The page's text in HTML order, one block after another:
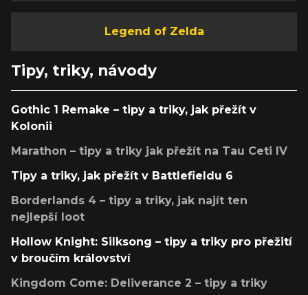
Legend of Zelda
Tipy, triky, návody
Gothic 1 Remake – tipy a triky, jak přežít v
Kolonii
Marathon – tipy a triky jak přežít na Tau Ceti IV
Tipy a triky, jak přežít v Battlefieldu 6
Borderlands 4 – tipy a triky, jak najít ten
nejlepší loot
Hollow Knight: Silksong – tipy a triky pro přežití
v broučím království
Kingdom Come: Deliverance 2 – tipy a triky